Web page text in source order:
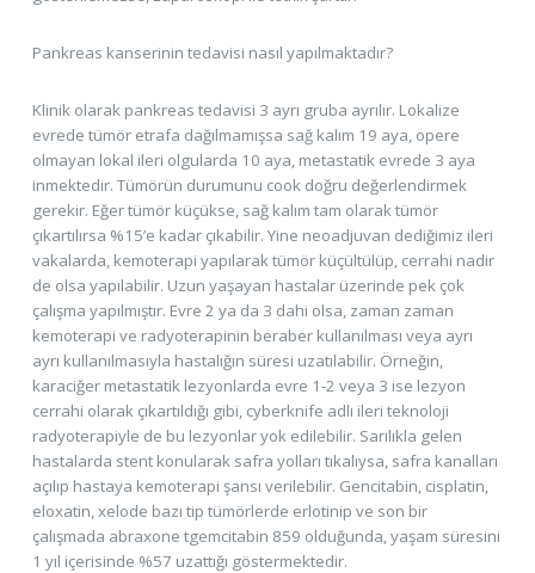
Pankreas kanserinin tedavisi nasıl yapılmaktadır?
Klinik olarak pankreas tedavisi 3 ayrı gruba ayrılır. Lokalize
evrede tümör etrafa dağılmamışsa sağ kalım 19 aya, opere
olmayan lokal ileri olgularda 10 aya, metastatik evrede 3 aya
inmektedir. Tümörün durumunu cook doğru değerlendirmek
gerekir. Eğer tümör küçükse, sağ kalım tam olarak tümör
çıkartılırsa %15’e kadar çıkabilir. Yine neoadjuvan dediğimiz ileri
vakalarda, kemoterapi yapılarak tümör küçültülüp, cerrahi nadir
de olsa yapılabilir. Uzun yaşayan hastalar üzerinde pek çok
çalışma yapılmıştır. Evre 2 ya da 3 dahi olsa, zaman zaman
kemoterapi ve radyoterapinin beraber kullanılması veya ayrı
ayrı kullanılmasıyla hastalığın süresi uzatılabilir. Örneğin,
karaciğer metastatik lezyonlarda evre 1-2 veya 3 ise lezyon
cerrahi olarak çıkartıldığı gibi, cyberknife adlı ileri teknoloji
radyoterapiyle de bu lezyonlar yok edilebilir. Sarılıkla gelen
hastalarda stent konularak safra yolları tıkalıysa, safra kanalları
açılıp hastaya kemoterapi şansı verilebilir. Gencitabin, cisplatin,
eloxatin, xelode bazı tip tümörlerde erlotinip ve son bir
çalışmada abraxone tgemcitabin 859 olduğunda, yaşam süresini
1 yıl içerisinde %57 uzattığı göstermektedir.